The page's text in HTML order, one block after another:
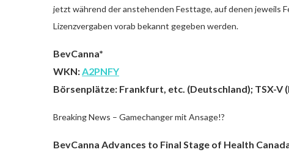
jetzt während der anstehenden Festtage, auf denen jeweils
Lizenzvergaben vorab bekannt gegeben werden.
BevCanna*
WKN:A2PNFY
Börsenplätze: Frankfurt, etc. (Deutschland); TSX-V
Breaking News – Gamechanger mit Ansage!?
BevCanna Advances to Final Stage of Health